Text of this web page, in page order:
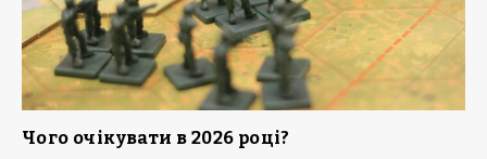
Чого очікувати в 2026 році?